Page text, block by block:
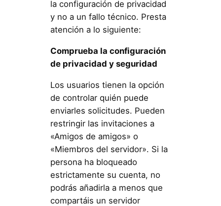
la configuración de privacidad
y no a un fallo técnico. Presta
atención a lo siguiente:
Comprueba la configuración
de privacidad y seguridad
Los usuarios tienen la opción
de controlar quién puede
enviarles solicitudes. Pueden
restringir las invitaciones a
«Amigos de amigos» o
«Miembros del servidor». Si la
persona ha bloqueado
estrictamente su cuenta, no
podrás añadirla a menos que
compartáis un servidor